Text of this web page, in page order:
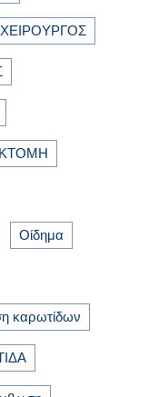
Οίδημα
καρωτίδων